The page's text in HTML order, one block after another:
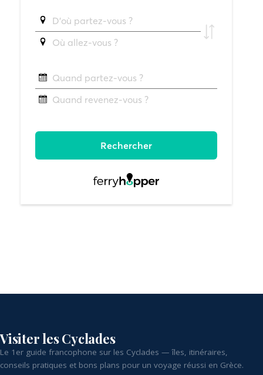
Visiter les Cyclades
Le 1er guide francophone sur les Cyclades — îles, itinéraires,
conseils pratiques et bons plans pour un voyage réussi en Grèce.